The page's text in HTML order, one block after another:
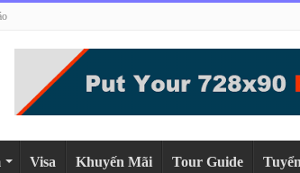
Visa Khuyến Mãi Tour Guide